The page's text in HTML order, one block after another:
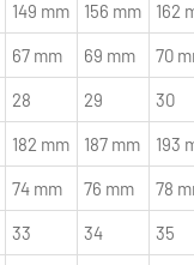
149 mm 156 mm 162
67 mm 69 mm 70
28 29 30
182 mm 187 mm 193
74 mm 76 mm 78
33 34 35